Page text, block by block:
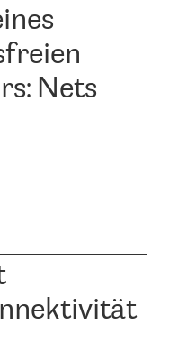
Nets